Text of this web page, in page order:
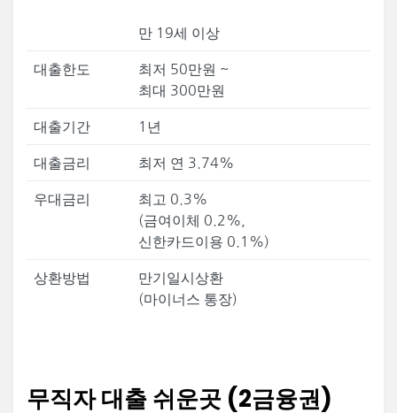
만 19세 이상
대출한도
최저 50만원 ~
최대 300만원
대출기간 1년
대출금리 최저 연 3.74%
우대금리
최고 0.3%
(금여이체 0.2%,
신한카드이용 0.1%)
상환방법
만기일시상환
(마이너스 통장)
무직자 대출 쉬운곳 (2금융권)